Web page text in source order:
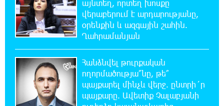
22:35:49 5-08-2026
Կարենիսի Առաքելոց վանք, 5-րդ դար.
պաշտպանենք մեր եկեղեցին․ Մենուա
22:26:38 5-08-2026
Tete A Tete նախագծի շրջանակներում
Նարեկ Կարապետյանը հարցազրույց է տվել
Մհեր Բաղդասարյանին
այնտեղ, որտեղ խոսքը
վերաբերում է արդարությանը,
օրենքին և ազգային շահին.
Ղահրամանյան
Հանձնվել թուրքական
ողորմածությա՞նը, թե՞
պայքարել մինչև վերջ. ընտրի´ր
պայքարը. Ավետիք Չալաբյանի